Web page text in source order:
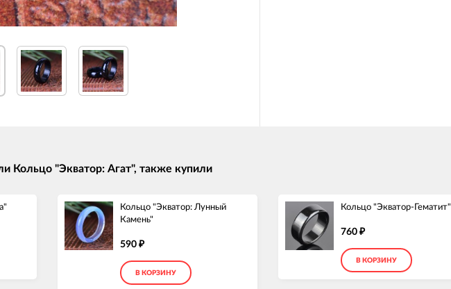
Кольцо "Экватор: Агат", также купили
Кольцо "Экватор: Лунный
Камень"
590 ₽
В КОРЗИНУ
Кольцо "Экватор-Гематит"
760 ₽
В КОРЗИНУ